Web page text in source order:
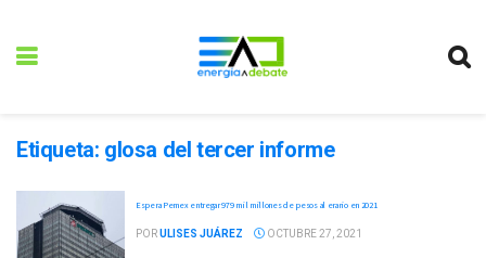
Etiqueta: glosa del tercer informe
Espera Pemex entregar 979 mil millones de pesos al erario en 2021
PORULISES JUÁREZ OCTUBRE 27, 2021